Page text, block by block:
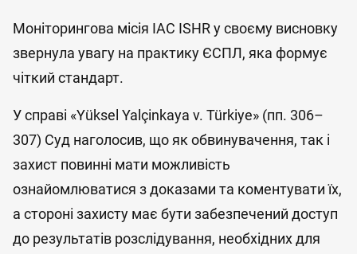
Моніторингова місія IAC ISHR у своєму висновку
звернула увагу на практику ЄСПЛ, яка формує
чіткий стандарт.
У справі «Yüksel Yalçinkaya v. Türkiye» (пп. 306–
307) Суд наголосив, що як обвинувачення, так і
захист повинні мати можливість
ознайомлюватися з доказами та коментувати їх,
а стороні захисту має бути забезпечений доступ
до результатів розслідування, необхідних для